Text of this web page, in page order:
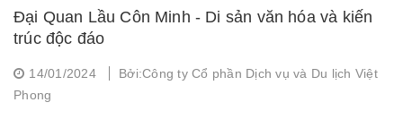
Đại Quan Lầu Côn Minh - Di sản văn hóa và kiến
trúc độc đáo
14/01/2024
Bởi:Công ty Cổ phần Dịch vụ và Du lịch Việt
Phong